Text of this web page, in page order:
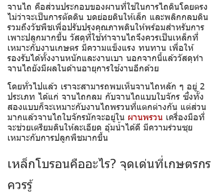
จานไถ คือส่วนประกอบของผานที่ใช้ในการไถดินโดยตรง
ไม่ว่าจะเป็นการตัดดิน บดย่อยดินให้เล็ก และพลิกกลบดิน
รวมถึงวัชพืชเพื่อปรับปรุงคุณภาพดินให้พร้อมสำหรับการ
เพาะปลูกมากขึ้น วัสดุที่ใช้ทำจานไถจึงควรเป็นเหล็กที่
เหมาะกับงานเกษตร มีความแข็งแรง ทนทาน เพื่อให้
รองรับได้ทั้งงานหนักและงานเบา นอกจากนี้แล้ววัสดุทำ
จานไถยังมีผลในด้านอายุการใช้งานอีกด้วย
โดยทั่วไปแล้ว เราจะสามารถพบเห็นจานไถหลัก ๆ อยู่ 2
ประเภท ได้แก่ จานไถกลม กับจานไถแบบใบจักร ซึ่งทั้ง
สองแบบก็จะเหมาะกับงานไถพรวนที่แตกต่างกัน แต่ส่วน
มากแล้วจานไถใบจักรมักจะอยู่ใน ผานพรวน เครื่องมือที่
จะช่วยเตรียมดินให้ละเอียด อุ้มน้ำได้ดี มีความร่วนซุย
เหมาะกับการปลูกพืชมากขึ้น
เหล็กโบรอนคืออะไร? จุดเด่นที่เกษตรกร
ควรรู้